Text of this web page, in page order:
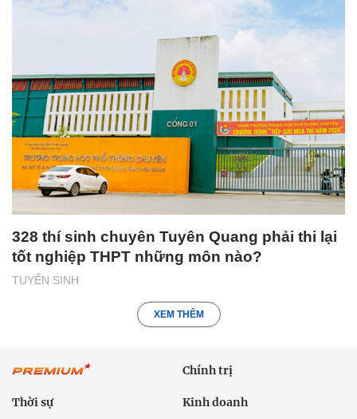
TUYỂN SINH
328 thí sinh chuyên Tuyên Quang phải thi lại
tốt nghiệp THPT những môn nào?
XEM THÊM
Chính trị
Thời sự Kinh doanh